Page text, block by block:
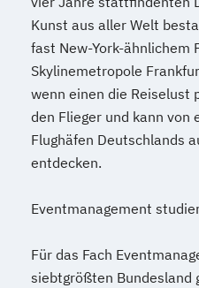
Kunst aus aller Welt
fast New-York-ähnlichem
Skylinemetropole
wenn einen die Reiselust
den Flieger und kann von
Flughäfen Deutschlands
entdecken.
Eventmanagement
Für das Fach
siebtgrößten Bundesland